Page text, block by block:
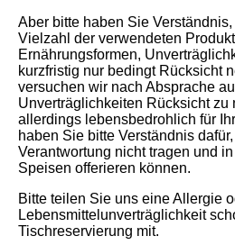
Aber bitte haben Sie
Vielzahl der verwendeten
Ernährungsformen,
kurzfristig nur bedingt Rücksicht
versuchen wir nach Absprache
Unverträglichkeiten Rücksicht zu
allerdings lebensbedrohlich für
haben Sie bitte Verständnis
Verantwortung nicht tragen und
Speisen offerieren können.
Bitte teilen Sie uns eine Allergie
Lebensmittelunverträglichkeit
Tischreservierung mit.